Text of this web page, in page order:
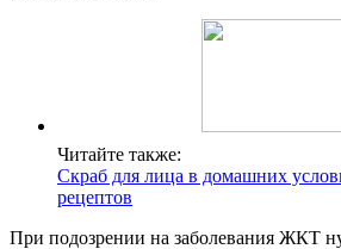
Читайте также:
Скраб для лица в домашних
рецептов
При подозрении на заболевания ЖКТ